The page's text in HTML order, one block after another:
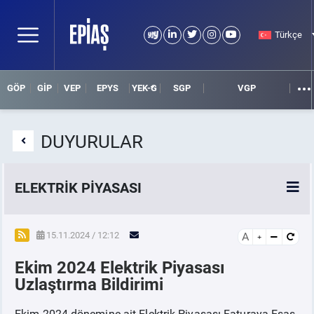
Türkçe
GÖP GİP VEP EPYS YEK-G SGP VGP
DUYURULAR
ELEKTRİK PİYASASI
SPOT ELEKTRİK PİYASALARI
ÖRNEK FİNANS BELGELERİ
VADELİ ELEKTRİK PİYASASI
15.11.2024 / 12:12 A
Ekim 2024 Elektrik Piyasası
Uzlaştırma Bildirimi